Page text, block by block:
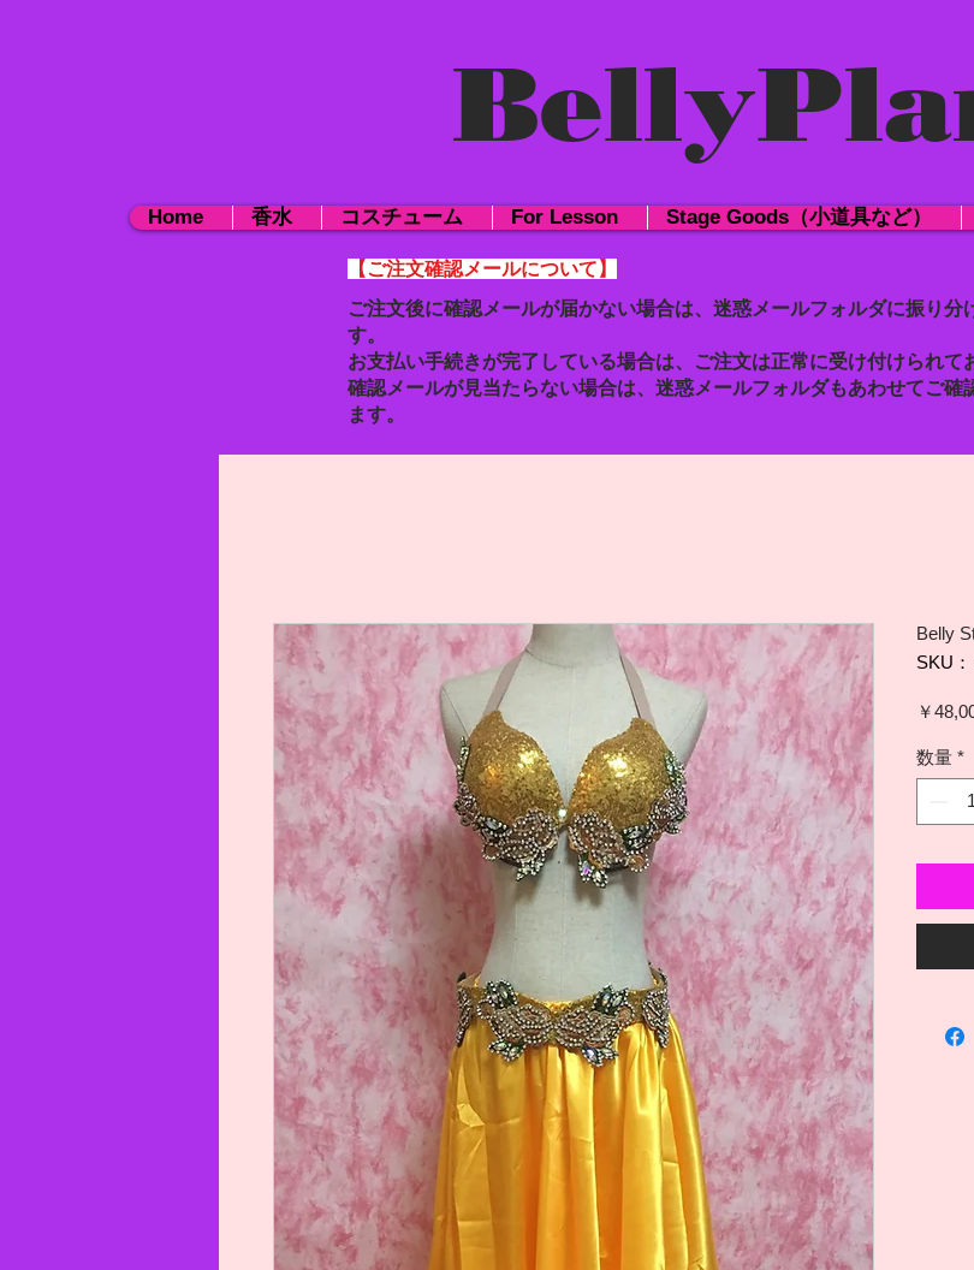
Home 香水 コスチューム For Lesson Stage Goods（小道具など）
【ご注文確認メールについて】
ご注文後に確認メールが届かない場合は、迷惑メールフォルダに振り分
す。
お支払い手続きが完了している場合は、ご注文は正常に受け付けられて
確認メールが見当たらない場合は、迷惑メールフォルダもあわせてご確
ます。
Belly
SKU
￥
数量 *